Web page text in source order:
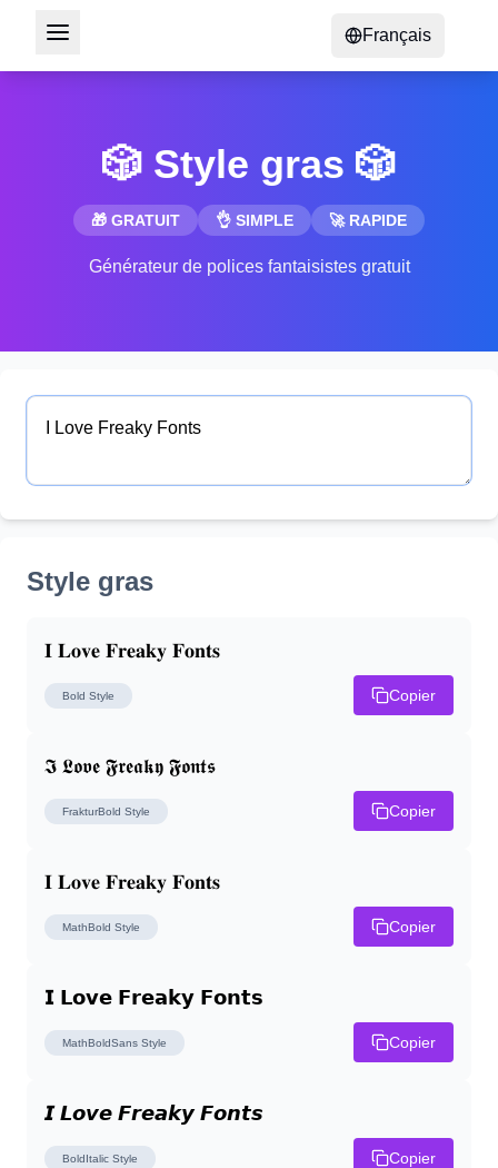
Français
🎲 Style gras 🎲
🎁 GRATUIT 👌 SIMPLE 🚀 RAPIDE
Générateur de polices fantaisistes gratuit
Style gras
𝐈 𝐋𝐨𝐯𝐞 𝐅𝐫𝐞𝐚𝐤𝐲 𝐅𝐨𝐧𝐭𝐬
Bold Style Copier
𝕴 𝕷𝖔𝖛𝖊 𝕱𝖗𝖊𝖆𝖐𝖞 𝕱𝖔𝖓𝖙𝖘
FrakturBold Style Copier
𝐈 𝐋𝐨𝐯𝐞 𝐅𝐫𝐞𝐚𝐤𝐲 𝐅𝐨𝐧𝐭𝐬
MathBold Style Copier
𝗜 𝗟𝗼𝘃𝗲 𝗙𝗿𝗲𝗮𝗸𝘆 𝗙𝗼𝗻𝘁𝘀
MathBoldSans Style Copier
𝙄 𝙇𝙤𝙫𝙚 𝙁𝙧𝙚𝙖𝙠𝙮 𝙁𝙤𝙣𝙩𝙨
BoldItalic Style Copier